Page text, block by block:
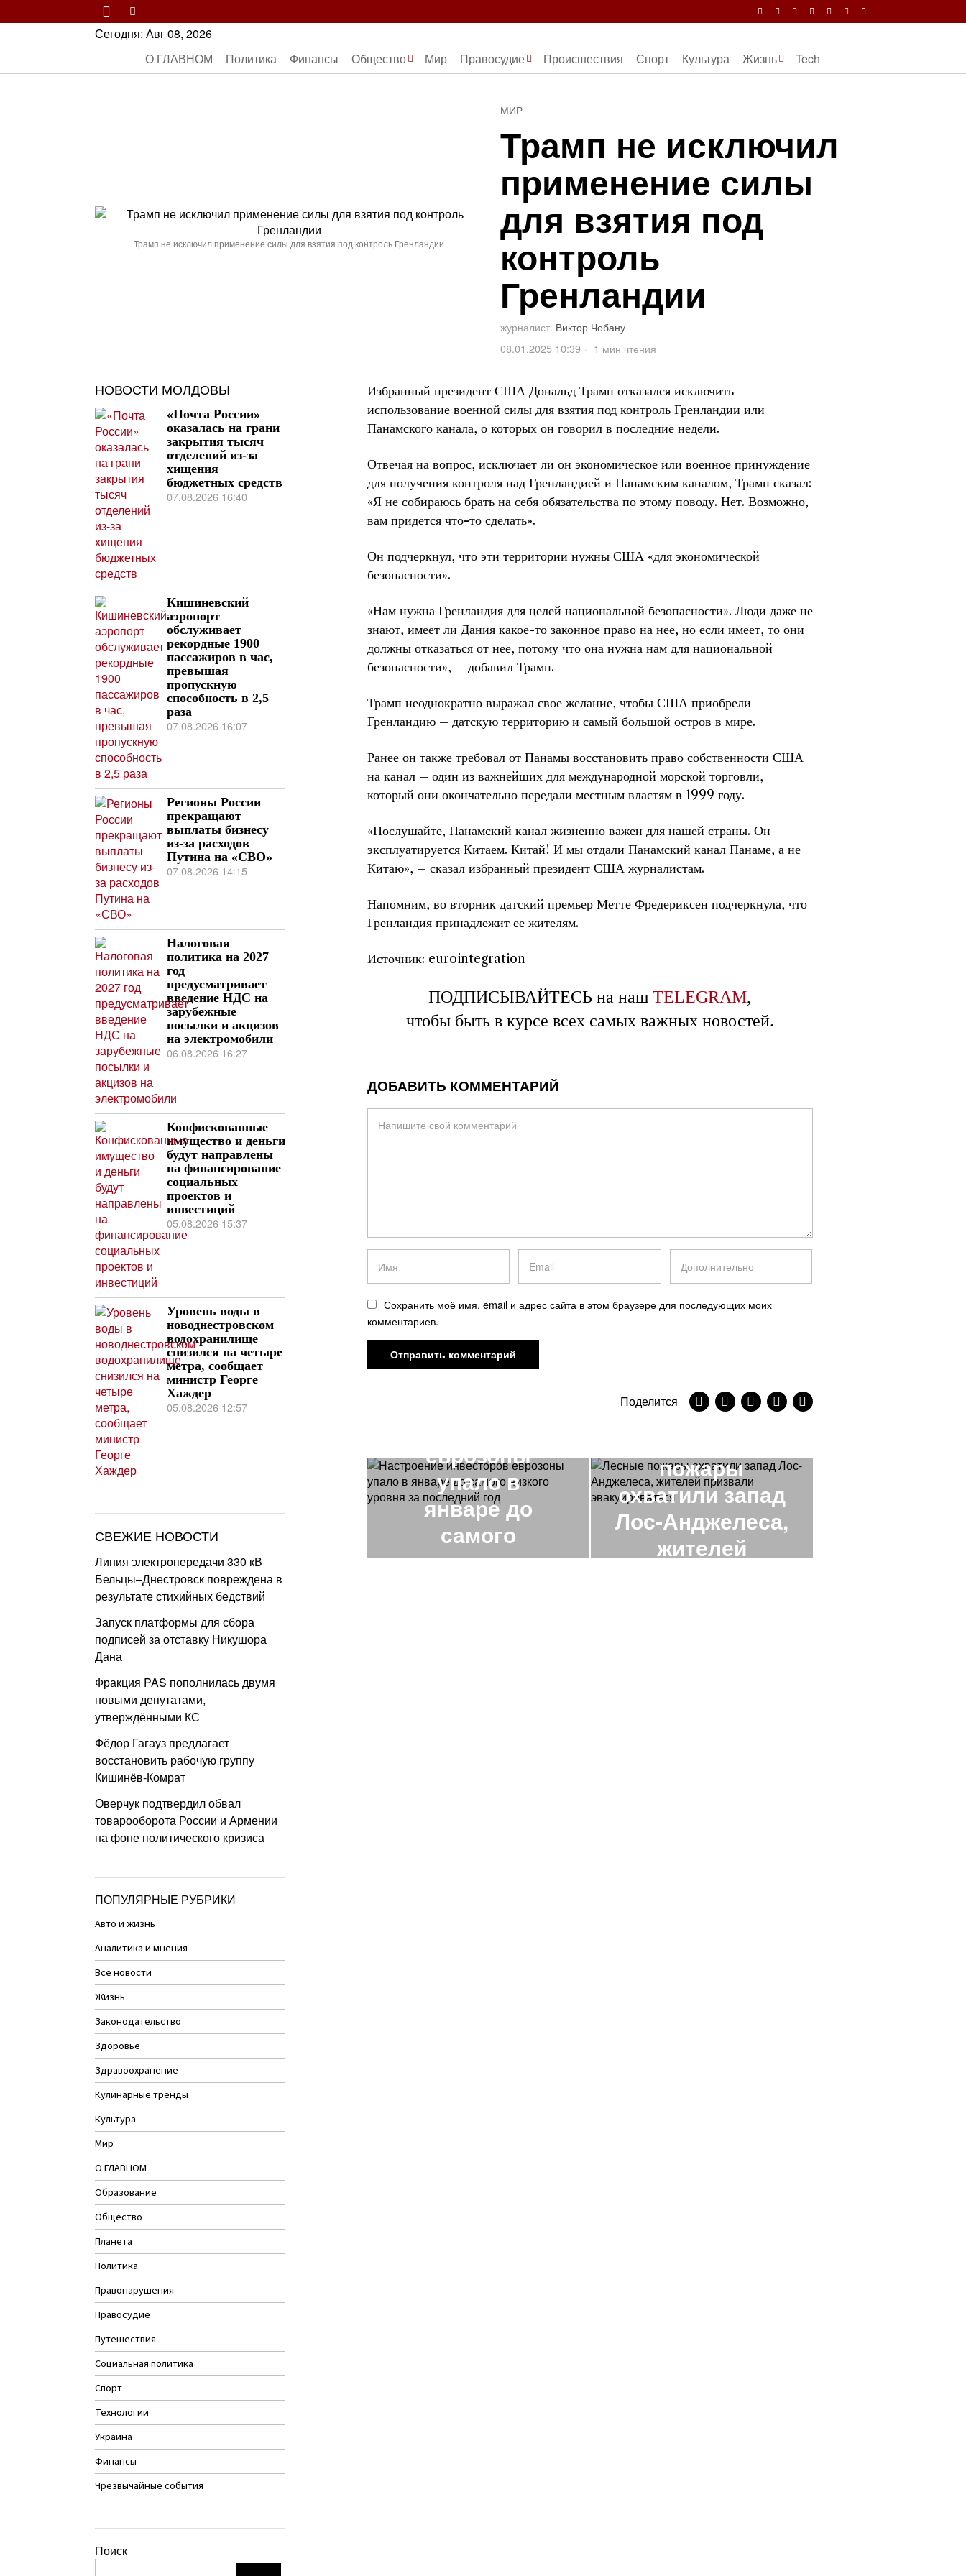
Сегодня: Авг 08, 2026
О ГЛАВНОМ
Политика Финансы Общество Мир Правосудие Происшествия Спорт Культура Жизнь Tech
Трамп не исключил применение силы для взятия под контроль Гренландии
МИР
Трамп не исключил
применение силы
для взятия под
контроль
Гренландии
журналист: Виктор Чобану
08.01.2025 10:39
1 мин чтения
Избранный президент США Дональд Трамп отказался исключить
использование военной силы для взятия под контроль Гренландии или
Панамского канала, о которых он говорил в последние недели.
Отвечая на вопрос, исключает ли он экономическое или военное принуждение
для получения контроля над Гренландией и Панамским каналом, Трамп сказал:
«Я не собираюсь брать на себя обязательства по этому поводу. Нет. Возможно,
вам придется что-то сделать».
Он подчеркнул, что эти территории нужны США «для экономической
безопасности».
«Нам нужна Гренландия для целей национальной безопасности». Люди даже не
знают, имеет ли Дания какое-то законное право на нее, но если имеет, то они
должны отказаться от нее, потому что она нужна нам для национальной
безопасности», – добавил Трамп.
Трамп неоднократно выражал свое желание, чтобы США приобрели
Гренландию – датскую территорию и самый большой остров в мире.
Ранее он также требовал от Панамы восстановить право собственности США
на канал – один из важнейших для международной морской торговли,
который они окончательно передали местным властям в 1999 году.
«Послушайте, Панамский канал жизненно важен для нашей страны. Он
эксплуатируется Китаем. Китай! И мы отдали Панамский канал Панаме, а не
Китаю», – сказал избранный президент США журналистам.
Напомним, во вторник датский премьер Метте Фредериксен подчеркнула, что
Гренландия принадлежит ее жителям.
Источник: eurointegration
ПОДПИСЫВАЙТЕСЬ на наш TELEGRAM,
чтобы быть в курсе всех самых важных новостей.
ДОБАВИТЬ КОММЕНТАРИЙ
Сохранить моё имя, email и адрес сайта в этом браузере для последующих моих
комментариев.
Поделится
еврозоны
упало в
январе до
самого
низкого
NEXT STORY
пожары
охватили запад
Лос-Анджелеса,
жителей
НОВОСТИ МОЛДОВЫ
«Почта России»
оказалась на грани
закрытия тысяч
отделений из-за
хищения
бюджетных средств
07.08.2026 16:40
Кишиневский
аэропорт
обслуживает
рекордные 1900
пассажиров в час,
превышая
пропускную
способность в 2,5
раза
07.08.2026 16:07
Регионы России
прекращают
выплаты бизнесу
из-за расходов
Путина на «СВО»
07.08.2026 14:15
Налоговая
политика на 2027
год
предусматривает
введение НДС на
зарубежные
посылки и акцизов
на электромобили
06.08.2026 16:27
Конфискованные
имущество и деньги
будут направлены
на финансирование
социальных
проектов и
инвестиций
05.08.2026 15:37
Уровень воды в
новоднестровском
водохранилище
снизился на четыре
метра, сообщает
министр Георге
Хаждер
05.08.2026 12:57
СВЕЖИЕ НОВОСТИ
Линия электропередачи 330 кВ
Бельцы–Днестровск повреждена в
результате стихийных бедствий
Запуск платформы для сбора
подписей за отставку Никушора
Дана
Фракция PAS пополнилась двумя
новыми депутатами,
утверждёнными КС
Фёдор Гагауз предлагает
восстановить рабочую группу
Кишинёв-Комрат
Оверчук подтвердил обвал
товарооборота России и Армении
на фоне политического кризиса
ПОПУЛЯРНЫЕ РУБРИКИ
Авто и жизнь
Аналитика и мнения
Все новости
Жизнь
Законодательство
Здоровье
Здравоохранение
Кулинарные тренды
Культура
Мир
О ГЛАВНОМ
Образование
Общество
Планета
Политика
Правонарушения
Правосудие
Путешествия
Социальная политика
Спорт
Технологии
Украина
Финансы
Чрезвычайные события
Поиск